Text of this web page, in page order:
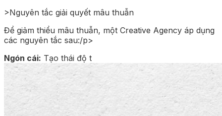
>Nguyên tắc giải quyết mâu thuẫn
Để giảm thiểu mâu thuẫn, một Creative Agency áp dụng
các nguyên tắc sau:/p>
Ngón cái: Tạo thái độ t